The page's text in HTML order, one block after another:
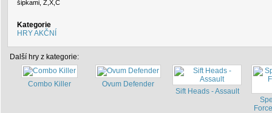
šipkami, Z,X,C
Kategorie
HRY AKČNÍ
Další hry z kategorie:
Combo Killer
Ovum Defender
Sift Heads - Assault